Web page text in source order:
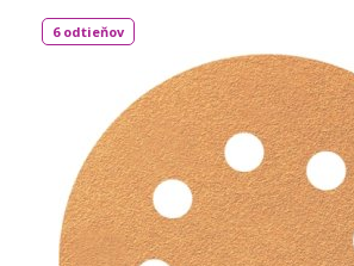
poškriabaniu. Špeciálna vrstva zabraňuje
zaťaženiu. Priemer 125mm
6 odtieňov